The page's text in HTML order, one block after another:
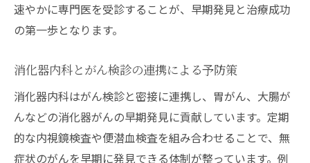
速やかに専門医を受診することが、早期発見と治療成功
の第一歩となります。
消化器内科とがん検診の連携による予防策
消化器内科はがん検診と密接に連携し、胃がん、大腸が
んなどの消化器がんの早期発見に貢献しています。定期
的な内視鏡検査や便潜血検査を組み合わせることで、無
症状のがんを早期に発見できる体制が整っています。例